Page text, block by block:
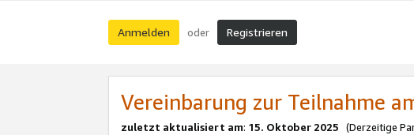
Anmelden oder Registrieren
Vereinbarung zur Teilnahme
zuletzt aktualisiert am: 15. Oktober 2025 (Derzeitige